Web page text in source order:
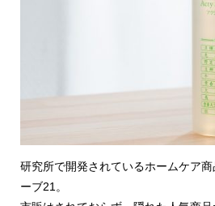
研究所で開発されているホームケア
ーブ21。